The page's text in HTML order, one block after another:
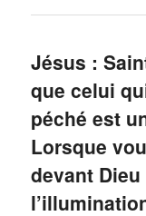
Jésus :
que celui
péché est
Lorsque
devant